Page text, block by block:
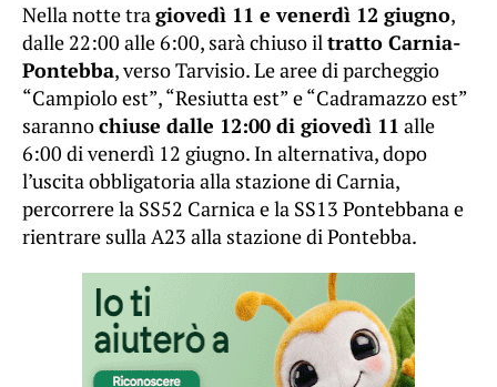
Nella notte tragiovedì 11 e venerdì 12 giugno,
dalle 22:00 alle 6:00, sarà chiuso iltratto Carnia-
Pontebba, verso Tarvisio. Le aree di parcheggio
“Campiolo est”, “Resiutta est” e “Cadramazzo est”
sarannochiuse dalle 12:00 di giovedì 11 alle
6:00 di venerdì 12 giugno. In alternativa, dopo
l’uscita obbligatoria alla stazione di Carnia,
percorrere la SS52 Carnica e la SS13 Pontebbana e
rientrare sulla A23 alla stazione di Pontebba.